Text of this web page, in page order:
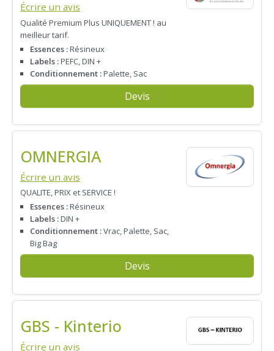
Écrire un avis
Qualité Premium Plus UNIQUEMENT ! au
meilleur tarif.
Essences :Résineux
Labels :PEFC, DIN +
Conditionnement :Palette, Sac
Devis
OMNERGIA
Écrire un avis
QUALITE, PRIX et SERVICE !
Essences :Résineux
Labels :DIN +
Conditionnement :Vrac, Palette, Sac,
Big Bag
Devis
GBS - Kinterio
Écrire un avis